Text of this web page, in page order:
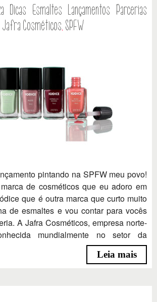
Dicas Esmaltes Lançamentos Parcerias
Jafra Cosméticos, SPFW
pintando na SPFW meu povo!
de cosméticos que eu adoro em
que é outra marca que curto muito
de esmaltes e vou contar para vocês
A Jafra Cosméticos, empresa norte-
mundialmente no setor da
Leia mais